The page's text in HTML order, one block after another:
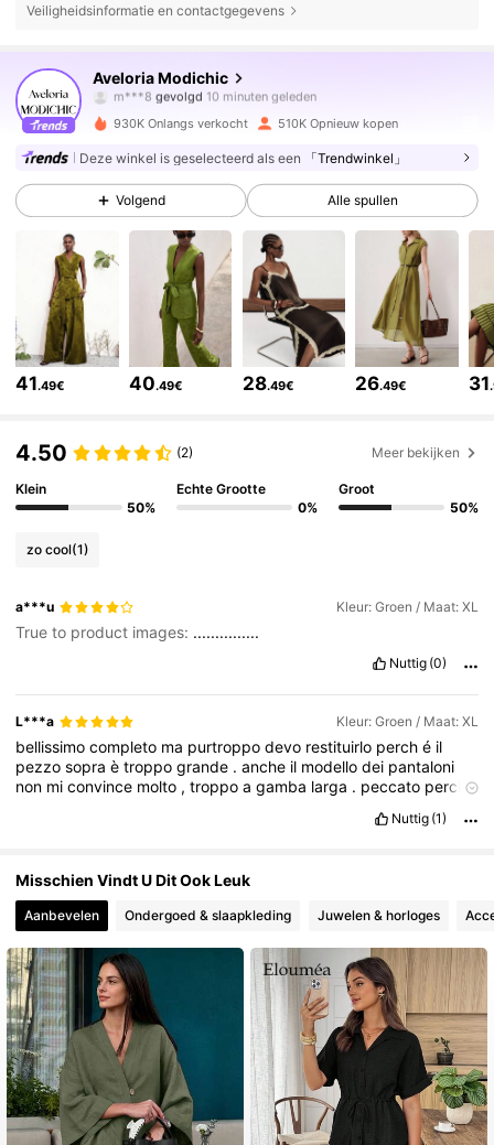
Veiligheidsinformatie en contactgegevens
Aveloria Modichic
m***8gevolgd10 minuten geleden
a***dis aan het browsen
4.81
774K Volgers
4.81 774K Volgers
4.81 774K Volgers
4.81 774K Volgers
774K Volgers
4.81 774K Volgers
4.81 774K Volgers
930K Onlangs verkocht 510K Opnieuw kopen
Deze winkel is geselecteerd als een 「Trendwinkel」
Volgend Alle spullen
41.49€ 40.49€ 28.49€ 26.49€ 31
4.50 (2) Meer bekijken
Klein
50%
Echte Grootte
0%
Groot
50%
zo cool(1)
a***u Kleur: Groen / Maat: XL
True to product images: ...............
Nuttig (0)
L***a Kleur: Groen / Maat: XL
bellissimocompleto ma purtroppodevo restituirlo perché il
pezzosopraètroppogrande .anche il modellodei pantaloni
non miconvince molto ,troppoagamba larga . peccato perch
Nuttig (1)
Misschien Vindt U Dit Ook Leuk
Aanbevelen Ondergoed & slaapkleding Juwelen & horloges